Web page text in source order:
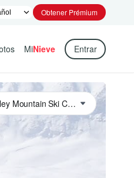
Obtener Prémium
MiNieve Entrar